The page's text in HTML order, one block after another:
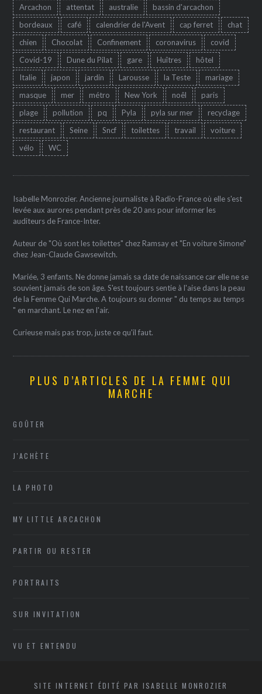
Arcachon attentat australie
bassin d'arcachon
bordeaux
café calendrier de l'Avent cap ferret
chat
chien
Chocolat Confinement coronavirus
covid
Covid-19
Dune du Pilat gare Huîtres
hôtel
Italie
japon jardin Larousse la Teste
mariage
masque
mer métro New York noêl
paris
plage
pollution pq Pyla pyla sur mer
recyclage
restaurant
Seine Sncf toilettes travail
voiture
vélo
WC
Isabelle Monrozier. Ancienne journaliste à Radio-France où elle s'est
levée aux aurores pendant près de 20 ans pour informer les
auditeurs de France-Inter.
Auteur de "Où sont les toilettes" chez Ramsay et "En voiture Simone"
chez Jean-Claude Gawsewitch.
Mariée, 3 enfants. Ne donne jamais sa date de naissance car elle ne se
souvient jamais de son âge. S'est toujours sentie à l'aise dans la peau
de la Femme Qui Marche. A toujours su donner " du temps au temps
" en marchant. Le nez en l'air.
Curieuse mais pas trop, juste ce qu'il faut.
PLUS D’ARTICLES DE LA FEMME QUI
MARCHE
GOÛTER
J'ACHÈTE
LA PHOTO
MY LITTLE ARCACHON
PARTIR OU RESTER
PORTRAITS
SUR INVITATION
VU ET ENTENDU
SITE INTERNET ÉDITÉ PAR ISABELLE MONROZIER